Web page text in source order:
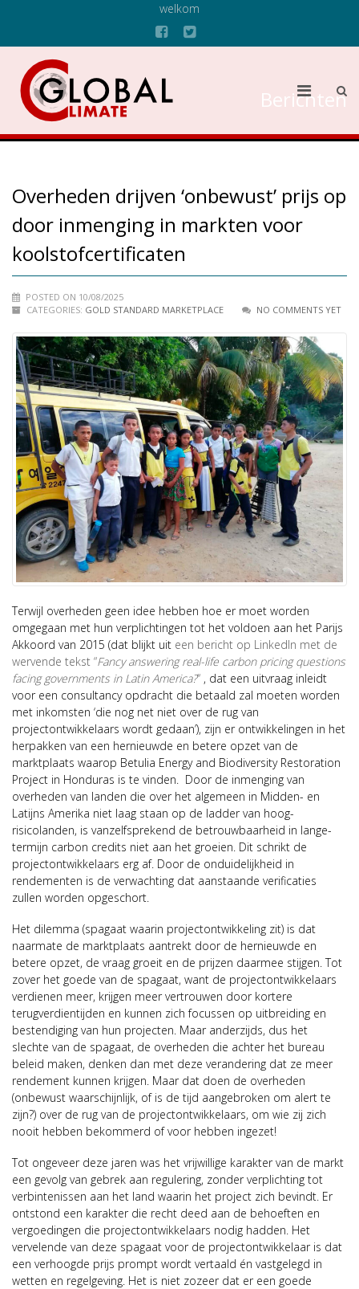
welkom
Berichten
Overheden drijven ‘onbewust’ prijs op
door inmenging in markten voor
koolstofcertificaten
POSTED ON 10/08/2025
CATEGORIES: GOLD STANDARD MARKETPLACE NO COMMENTS YET
Terwijl overheden geen idee hebben hoe er moet worden
omgegaan met hun verplichtingen tot het voldoen aan het Parijs
Akkoord van 2015 (dat blijkt uit een bericht op LinkedIn met de
wervende tekst “Fancy answering real-life carbon pricing questions
facing governments in Latin America?“ , dat een uitvraag inleidt
voor een consultancy opdracht die betaald zal moeten worden
met inkomsten ‘die nog net niet over de rug van
projectontwikkelaars wordt gedaan’), zijn er ontwikkelingen in het
herpakken van een hernieuwde en betere opzet van de
marktplaats waarop Betulia Energy and Biodiversity Restoration
Project in Honduras is te vinden. Door de inmenging van
overheden van landen die over het algemeen in Midden- en
Latijns Amerika niet laag staan op de ladder van hoog-
risicolanden, is vanzelfsprekend de betrouwbaarheid in lange-
termijn carbon credits niet aan het groeien. Dit schrikt de
projectontwikkelaars erg af. Door de onduidelijkheid in
rendementen is de verwachting dat aanstaande verificaties
zullen worden opgeschort.
Het dilemma (spagaat waarin projectontwikkeling zit) is dat
naarmate de marktplaats aantrekt door de hernieuwde en
betere opzet, de vraag groeit en de prijzen daarmee stijgen. Tot
zover het goede van de spagaat, want de projectontwikkelaars
verdienen meer, krijgen meer vertrouwen door kortere
terugverdientijden en kunnen zich focussen op uitbreiding en
bestendiging van hun projecten. Maar anderzijds, dus het
slechte van de spagaat, de overheden die achter het bureau
beleid maken, denken dan met deze verandering dat ze meer
rendement kunnen krijgen. Maar dat doen de overheden
(onbewust waarschijnlijk, of is de tijd aangebroken om alert te
zijn?) over de rug van de projectontwikkelaars, om wie zij zich
nooit hebben bekommerd of voor hebben ingezet!
Tot ongeveer deze jaren was het vrijwillige karakter van de markt
een gevolg van gebrek aan regulering, zonder verplichting tot
verbintenissen aan het land waarin het project zich bevindt. Er
ontstond een karakter die recht deed aan de behoeften en
vergoedingen die projectontwikkelaars nodig hadden. Het
vervelende van deze spagaat voor de projectontwikkelaar is dat
een verhoogde prijs prompt wordt vertaald én vastgelegd in
wetten en regelgeving. Het is niet zozeer dat er een goede